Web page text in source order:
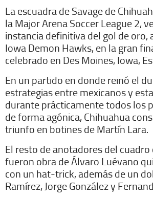
La escuadra de Savage de
la Major Arena Soccer League 2,
instancia definitiva del gol de oro,
Iowa Demon Hawks, en la gran
celebrado en Des Moines, Iowa,
En un partido en donde reinó el
estrategias entre mexicanos y
durante prácticamente todos los
de forma agónica, Chihuahua
triunfo en botines de Martín Lara.
El resto de anotadores del
fueron obra de Álvaro Luévano
con un hat-trick, además de un
Ramírez, Jorge González y